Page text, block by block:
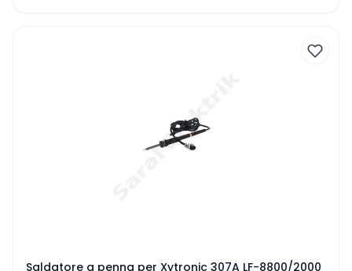
Saldatore a penna per Xytronic 307A LF-8800/2000